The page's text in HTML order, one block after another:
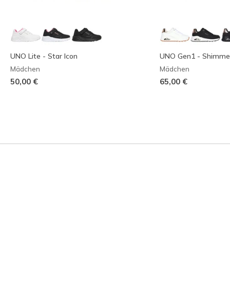
UNO Lite - Star Icon
Mädchen
50,00 €
UNO Gen1 -
Mädchen
65,00 €